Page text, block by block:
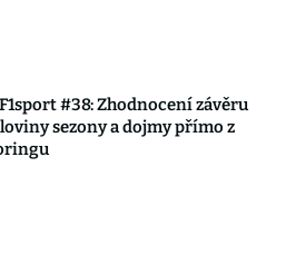
#38: Zhodnocení závěru
sezony a dojmy přímo z